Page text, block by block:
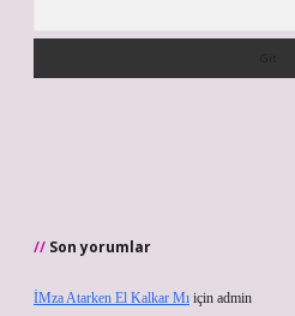
Son yorumlar
İMza Atarken El Kalkar Mı için admin